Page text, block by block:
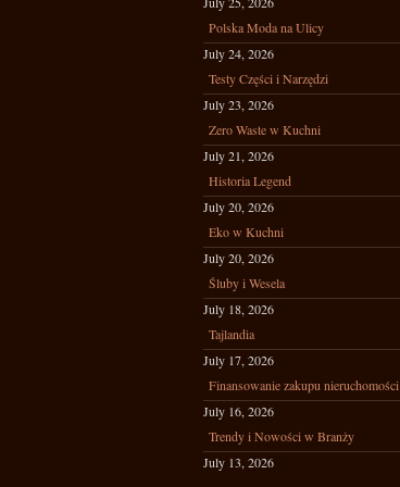
Polska Moda na Ulicy
July 24, 2026
Testy Części i Narzędzi
July 23, 2026
Zero Waste w Kuchni
July 21, 2026
Historia Legend
July 20, 2026
Eko w Kuchni
July 20, 2026
Śluby i Wesela
July 18, 2026
Tajlandia
July 17, 2026
Finansowanie zakupu nieruchomości
July 16, 2026
Trendy i Nowości w Branży
July 13, 2026